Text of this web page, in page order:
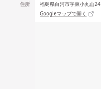
住所
福島県白河市字東小丸山24
Googleマップで開く